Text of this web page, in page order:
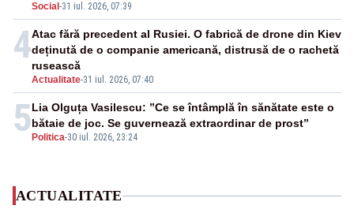
Social -31 iul. 2026, 07:39
4
Actualitate-31 iul. 2026, 07:40
Atac fără precedent al Rusiei. O fabrică de drone din Kiev
deținută de o companie americană, distrusă de o rachetă
rusească
5 Politica-30 iul. 2026, 23:24
Lia Olguța Vasilescu: ”Ce se întâmplă în sănătate este o
bătaie de joc. Se guvernează extraordinar de prost”
ACTUALITATE